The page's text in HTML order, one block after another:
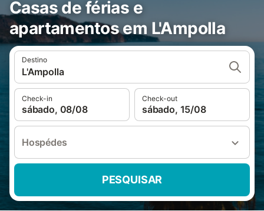
Casas de férias e
apartamentos em L'Ampolla
Destino
L'Ampolla
Check-in
sábado, 08/08
Check-out
sábado, 15/08
Hospédes
PESQUISAR